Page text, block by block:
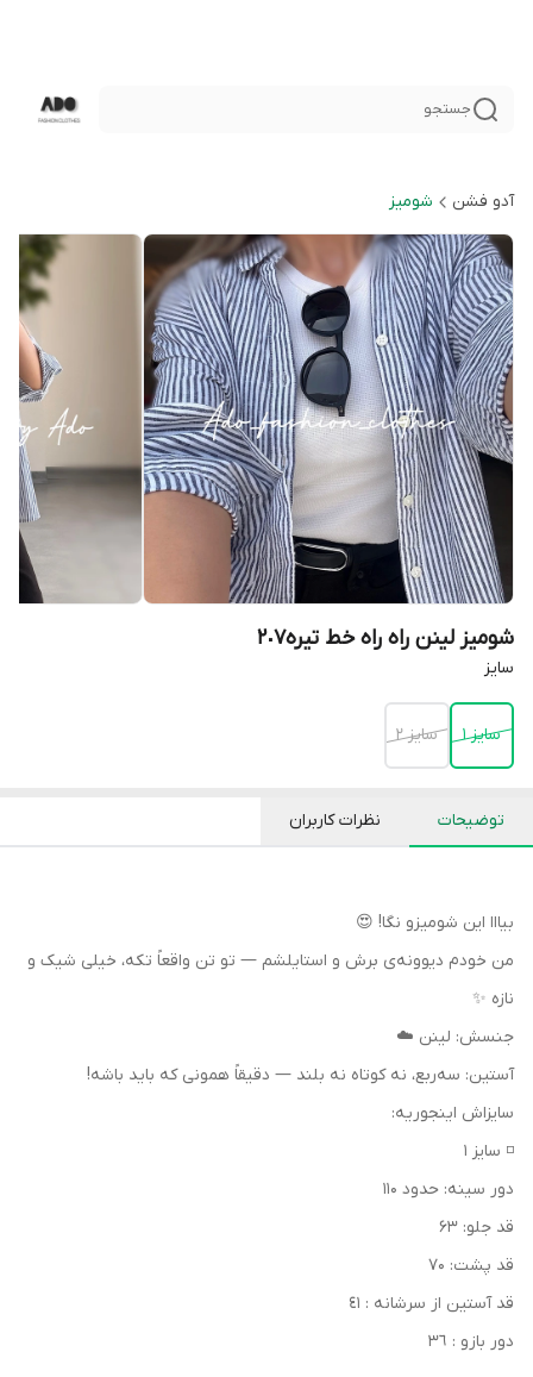
جستجو
آدو فشن شوميز
شومیز لینن راه راه خط تیره٢٠٧
سايز
سايز ١ سايز ٢
توضیحات نظرات کاربران
بیااا این شومیزو نگا! 😍
من خودم دیوونه‌ی برش و استایلشم — تو تن واقعاً تکه، خیلی شیک و
نازه ✨
جنسش: لینن ☁️
آستین: سه‌ربع، نه کوتاه نه بلند — دقیقاً همونی که باید باشه!
سایزاش اینجوریه:
◽ سایز ۱
دور سینه: حدود ۱۱۰
قد جلو: ۶۳
قد پشت: ۷۰
قد آستين از سرشانه : ٤١
دور بازو : ٣٦